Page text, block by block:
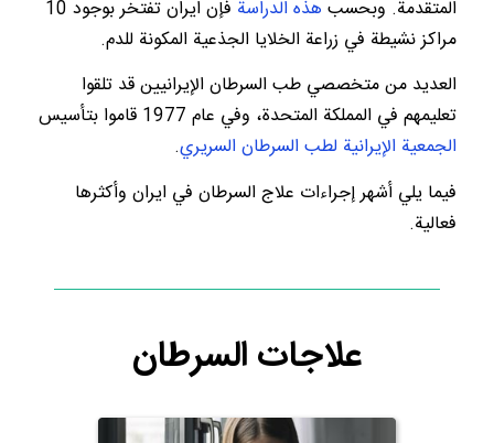
المتقدمة. وبحسب هذه الدراسة
فإن ايران تفتخر بوجود 10
مراكز نشيطة في زراعة الخلايا الجذعية المكونة للدم.
العديد من متخصصي طب السرطان الإيرانيين قد تلقوا
تعليمهم في المملكة المتحدة، وفي عام 1977 قاموا بتأسيس
الجمعية الإيرانية لطب السرطان السريري.
فيما يلي أشهر إجراءات علاج السرطان في ايران وأكثرها
فعالية.
علاجات السرطان